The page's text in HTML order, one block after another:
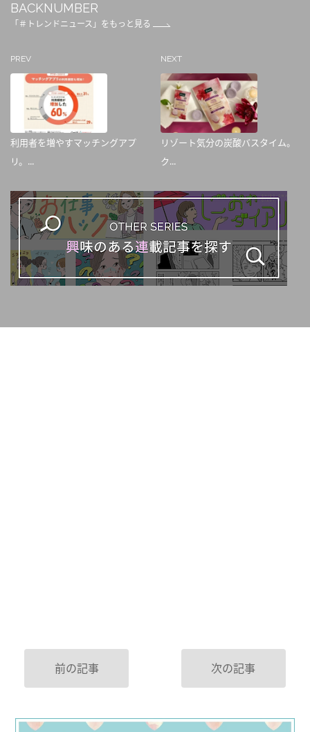
BACKNUMBER
「＃トレンドニュース」をもっと見る
PREV
利用者を増やすマッチングアプ
リ。...
NEXT
リゾート気分の炭酸バスタイム。
ク...
前の記事 次の記事